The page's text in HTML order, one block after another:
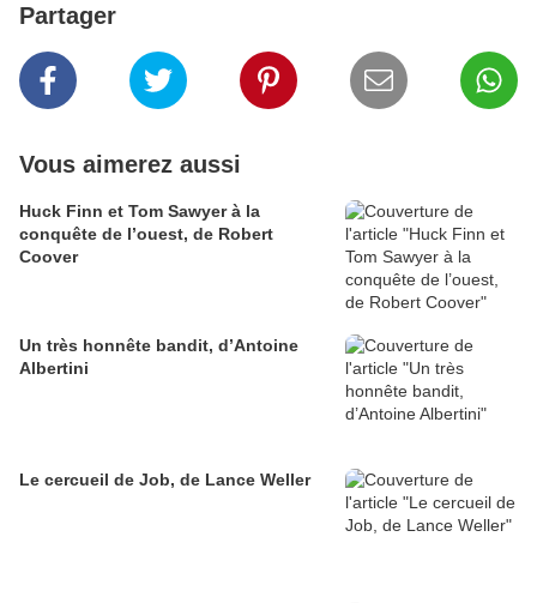
Partager
Vous aimerez aussi
Huck Finn et Tom Sawyer à la
conquête de l’ouest, de Robert
Coover
Un très honnête bandit, d’Antoine
Albertini
Le cercueil de Job, de Lance Weller